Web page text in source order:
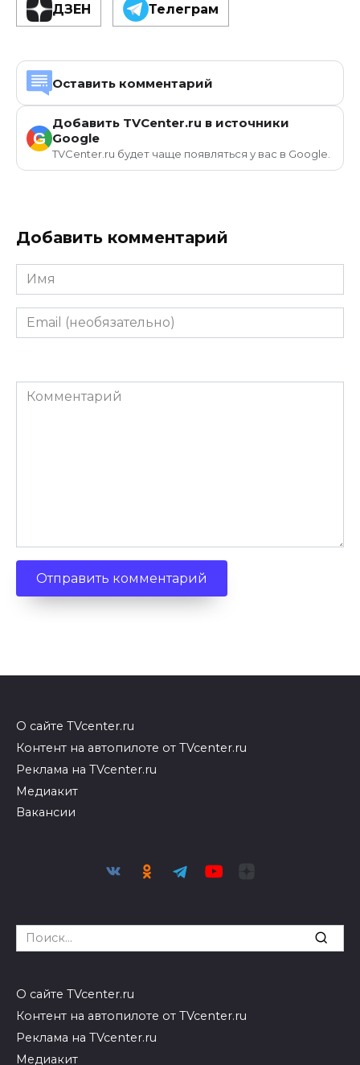
ДЗЕН Телеграм
Оставить комментарий
G
Добавить TVCenter.ru в источники
Google
TVCenter.ru будет чаще появляться у вас в Google.
Добавить комментарий
Имя
Email
(необязательно)
Комментарий
О сайте TVcenter.ru
Контент на автопилоте от TVcenter.ru
Реклама на TVcenter.ru
Медиакит
Вакансии
Search
for:
О сайте TVcenter.ru
Контент на автопилоте от TVcenter.ru
Реклама на TVcenter.ru
Медиакит